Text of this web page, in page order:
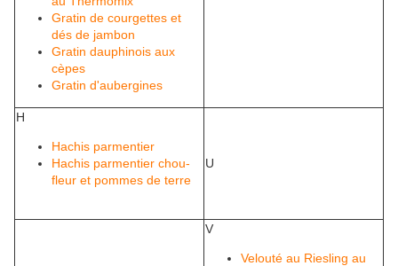
Gratin de courgettes et
dés de jambon
Gratin dauphinois aux
cèpes
Gratin d'aubergines
H
Hachis parmentier
Hachis parmentier chou-
fleur et pommes de terre
U
V
Velouté au Riesling au